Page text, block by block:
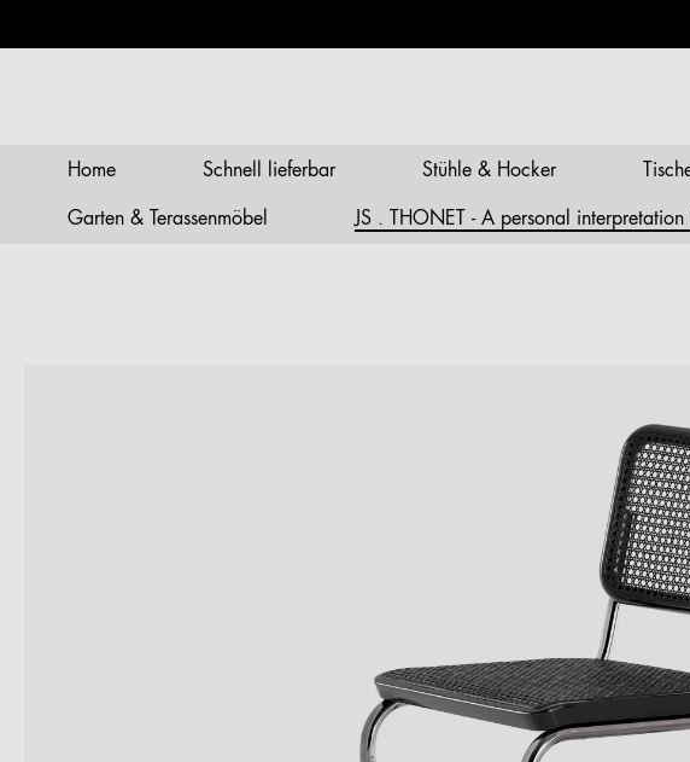
Home Schnell lieferbar Stühle & Hocker
Garten & Terassenmöbel JS . THONET - A personal interpretation